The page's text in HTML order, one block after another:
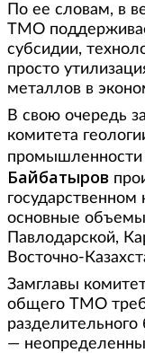
По ее словам, в
ТМО
субсидии,
просто
металлов в
В свою очередь
комитета
промышленности
Байбатыров
государственном
основные
Павлодарской,
Восточно-
Замглавы
общего ТМО
—